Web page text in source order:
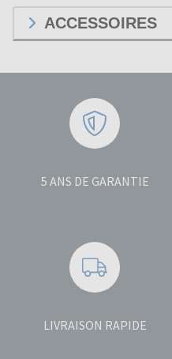
ACCESSOIRES
5 ANS DE GARANTIE
LIVRAISON RAPIDE